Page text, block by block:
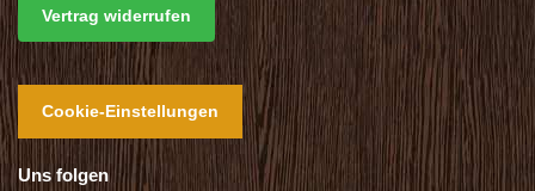
Vertrag widerrufen
Cookie-Einstellungen
Uns folgen